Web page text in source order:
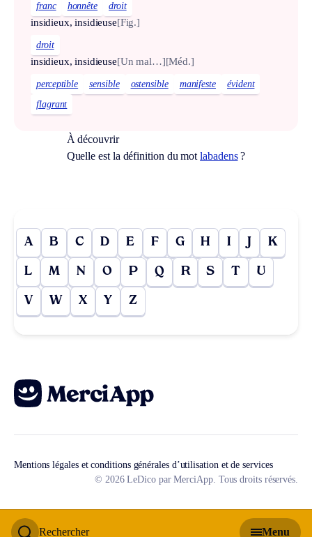
Rechercher Menu
franc honnête droit
insidieux, insidieuse[Fig.]
droit
insidieux, insidieuse[Un mal…][Méd.]
perceptible sensible ostensible manifeste
évident
flagrant
À découvrir
Quelle est la définition du motlabadens?
A B C D E F G H I J K
L M N O P Q R S T U
V W X Y Z
Mentions légales et conditions générales d’utilisation et de services
© 2026 LeDico par MerciApp. Tous droits réservés.